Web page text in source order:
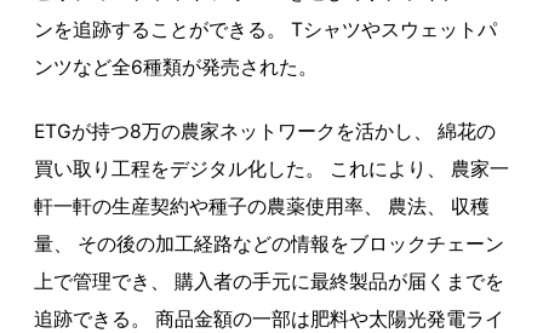
ンを追跡することができる。 Tシャツやスウェットパ
ンツなど全6種類が発売された。
ETGが持つ8万の農家ネットワークを活かし、 綿花の
買い取り工程をデジタル化した。 これにより、 農家一
軒一軒の生産契約や種子の農薬使用率、 農法、 収穫
量、 その後の加工経路などの情報をブロックチェーン
上で管理でき、 購入者の手元に最終製品が届くまでを
追跡できる。 商品金額の一部は肥料や太陽光発電ライ